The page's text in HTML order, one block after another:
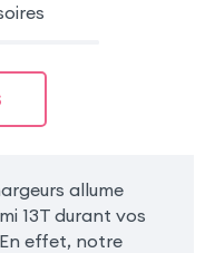
allume
13T durant vos
effet, notre